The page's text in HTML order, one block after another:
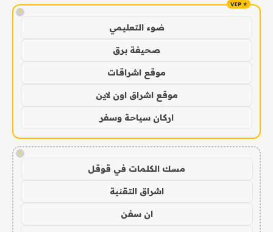
!
ضوء التعليمي
صحيفة برق
موقع اشراقات
موقع اشراق اون لاين
اركان سياحة وسفر
!
مسك الكلمات في قوقل
اشراق التقنية
ان سفن